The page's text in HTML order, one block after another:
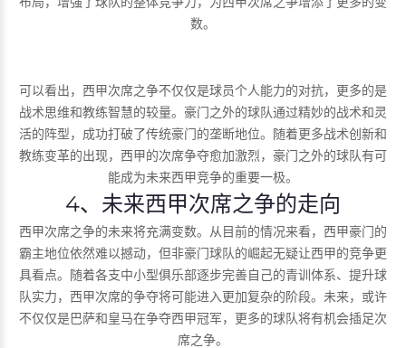
数。
可以看出，西甲次席之争不仅仅是球员个人能力的对抗，更多的是
战术思维和教练智慧的较量。豪门之外的球队通过精妙的战术和灵
活的阵型，成功打破了传统豪门的垄断地位。随着更多战术创新和
教练变革的出现，西甲的次席争夺愈加激烈，豪门之外的球队有可
能成为未来西甲竞争的重要一极。
4、未来西甲次席之争的走向
西甲次席之争的未来将充满变数。从目前的情况来看，西甲豪门的
霸主地位依然难以撼动，但非豪门球队的崛起无疑让西甲的竞争更
具看点。随着各支中小型俱乐部逐步完善自己的青训体系、提升球
队实力，西甲次席的争夺将可能进入更加复杂的阶段。未来，或许
不仅仅是巴萨和皇马在争夺西甲冠军，更多的球队将有机会插足次
席之争。